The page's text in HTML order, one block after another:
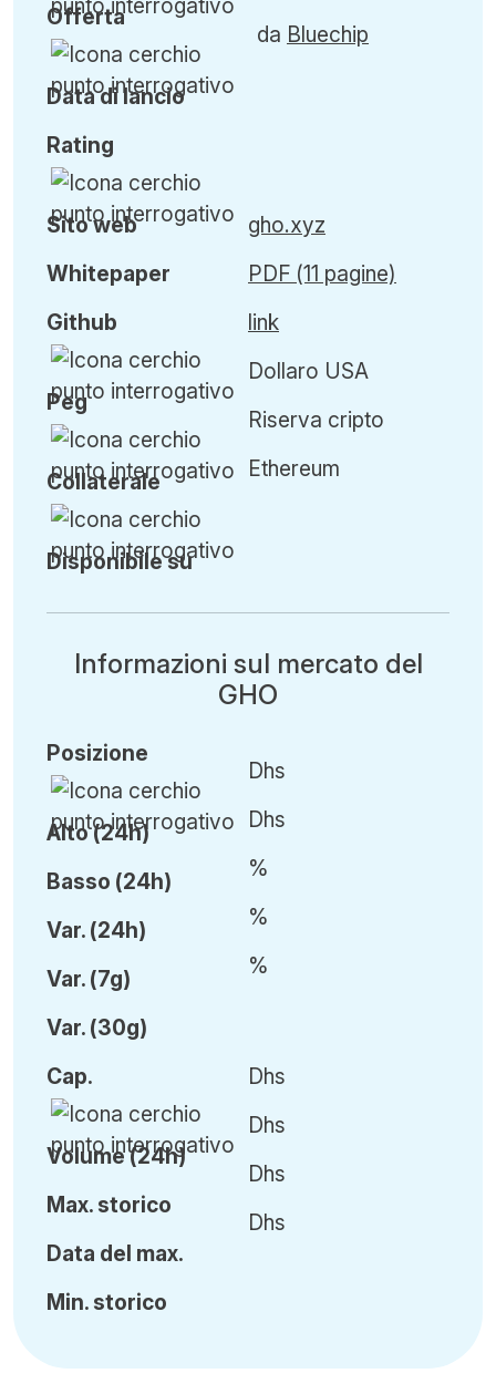
Offerta
Data di lancio
Rating
da Bluechip
Sito web
Whitepaper
Github
Peg
Collaterale
Disponibile su
gho.xyz
PDF (11 pagine)
link
Dollaro USA
Riserva cripto
Ethereum
Informazioni sul mercato del
GHO
Posizione
Alto (24h)
Basso (24h)
Var. (24h)
Var. (7g)
Var. (30g)
Dhs
Dhs
%
%
%
Cap.
Volume (24h)
Max. storico
Data del max.
Min. storico
Dhs
Dhs
Dhs
Dhs